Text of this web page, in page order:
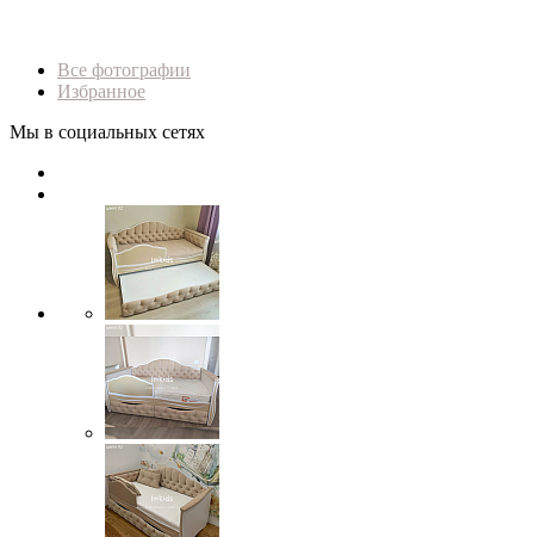
Все фотографии
Избранное
Мы в социальных сетях